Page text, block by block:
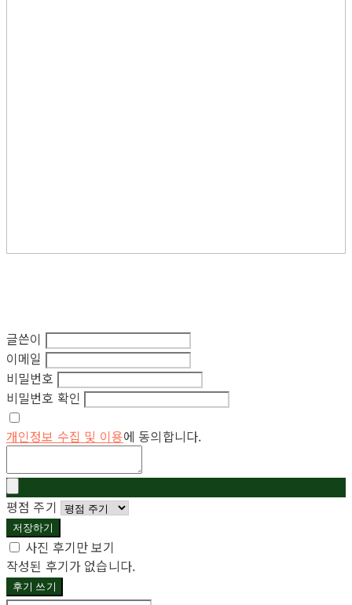
글쓴이
이메일
비밀번호
비밀번호 확인
개인정보 수집 및 이용에 동의합니다.
평점 주기
저장하기
사진 후기만 보기
작성된 후기가 없습니다.
후기 쓰기